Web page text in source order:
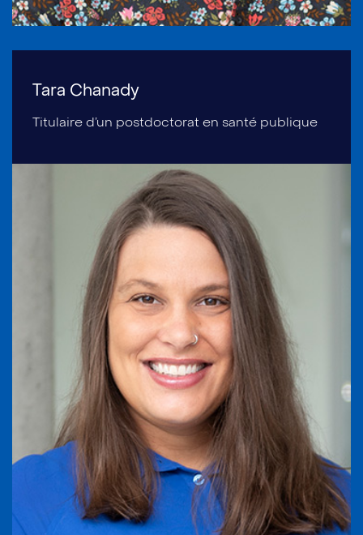
Tara Chanady
Titulaire d’un postdoctorat en santé publique